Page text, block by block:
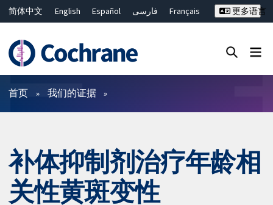
简体中文 English Español فارسی
Français
ไทย
繁體中文
更多语言
过滤
首页 我们的证据
补体抑制剂治疗年龄相
关性黄斑变性